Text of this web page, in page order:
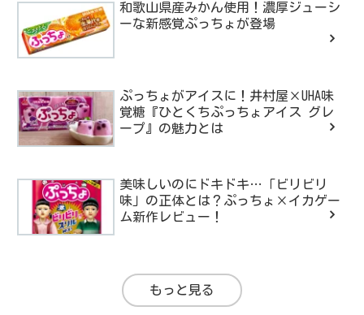
和歌山県産みかん使用！濃厚ジューシ
ーな新感覚ぷっちょが登場
ぷっちょがアイスに！井村屋×UHA味
覚糖『ひとくちぷっちょアイス グレ
ープ』の魅力とは
美味しいのにドキドキ…「ビリビリ
味」の正体とは？ぷっちょ×イカゲー
ム新作レビュー！
もっと見る